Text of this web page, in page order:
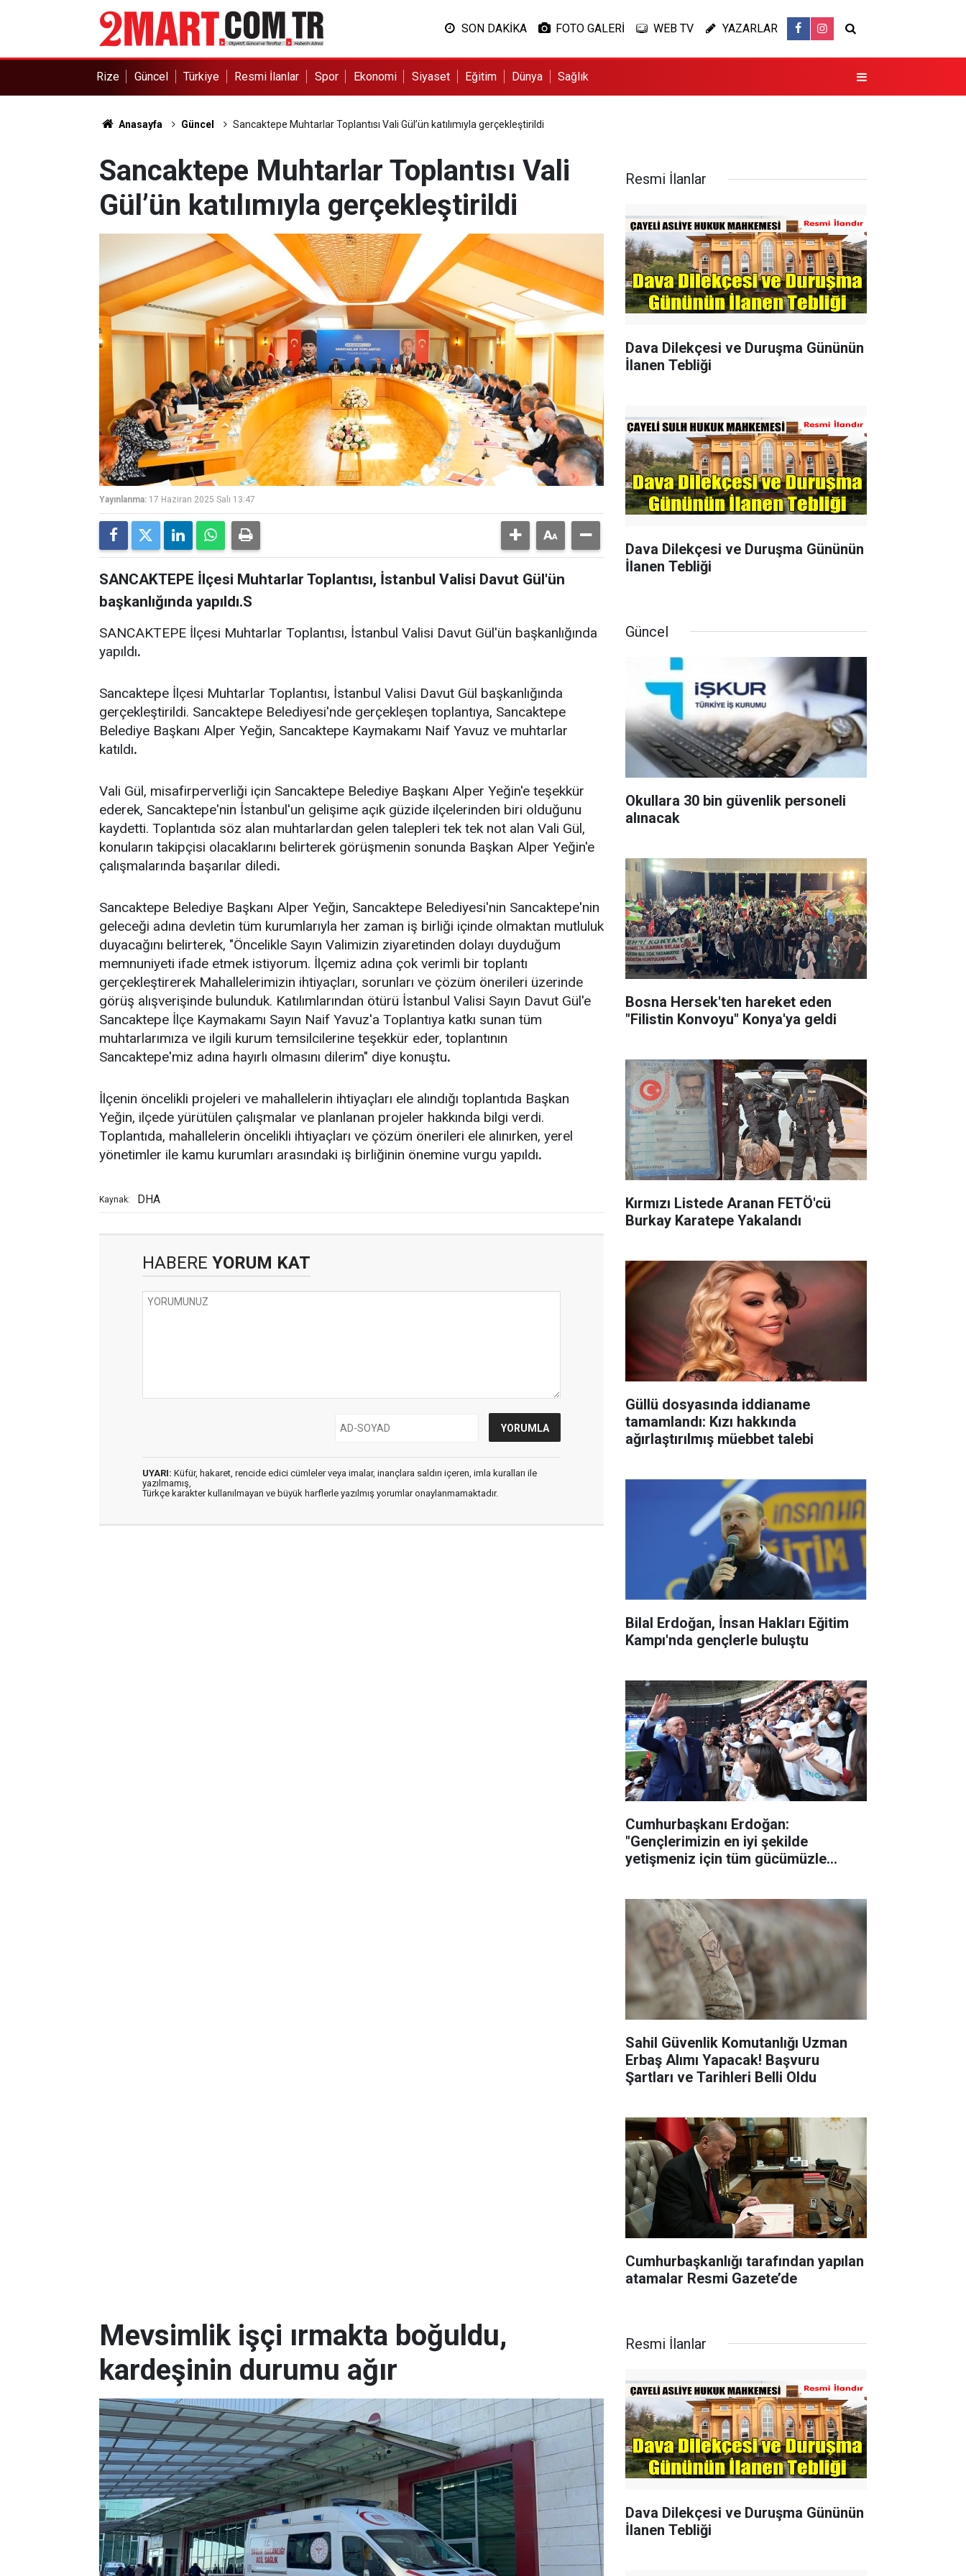
SON DAKİKA FOTO GALERİ WEB TV YAZARLAR
Rize Güncel Türkiye Resmi İlanlar Spor Ekonomi Siyaset Eğitim Dünya Sağlık
Anasayfa Güncel Sancaktepe Muhtarlar Toplantısı Vali Gül’ün katılımıyla gerçekleştirildi
Sancaktepe Muhtarlar Toplantısı Vali
Gül’ün katılımıyla gerçekleştirildi
Yayınlanma: 17 Haziran 2025 Salı 13:47
SANCAKTEPE İlçesi Muhtarlar Toplantısı, İstanbul Valisi Davut Gül'ün
başkanlığında yapıldı.S
SANCAKTEPE İlçesi Muhtarlar Toplantısı, İstanbul Valisi Davut Gül'ün başkanlığında
yapıldı.
Sancaktepe İlçesi Muhtarlar Toplantısı, İstanbul Valisi Davut Gül başkanlığında
gerçekleştirildi. Sancaktepe Belediyesi'nde gerçekleşen toplantıya, Sancaktepe
Belediye Başkanı Alper Yeğin, Sancaktepe Kaymakamı Naif Yavuz ve muhtarlar
katıldı.
Vali Gül, misafirperverliği için Sancaktepe Belediye Başkanı Alper Yeğin'e teşekkür
ederek, Sancaktepe'nin İstanbul'un gelişime açık güzide ilçelerinden biri olduğunu
kaydetti. Toplantıda söz alan muhtarlardan gelen talepleri tek tek not alan Vali Gül,
konuların takipçisi olacaklarını belirterek görüşmenin sonunda Başkan Alper Yeğin'e
çalışmalarında başarılar diledi.
Sancaktepe Belediye Başkanı Alper Yeğin, Sancaktepe Belediyesi'nin Sancaktepe'nin
geleceği adına devletin tüm kurumlarıyla her zaman iş birliği içinde olmaktan mutluluk
duyacağını belirterek, "Öncelikle Sayın Valimizin ziyaretinden dolayı duyduğum
memnuniyeti ifade etmek istiyorum. İlçemiz adına çok verimli bir toplantı
gerçekleştirerek Mahallelerimizin ihtiyaçları, sorunları ve çözüm önerileri üzerinde
görüş alışverişinde bulunduk. Katılımlarından ötürü İstanbul Valisi Sayın Davut Gül'e
Sancaktepe İlçe Kaymakamı Sayın Naif Yavuz'a Toplantıya katkı sunan tüm
muhtarlarımıza ve ilgili kurum temsilcilerine teşekkür eder, toplantının
Sancaktepe'miz adına hayırlı olmasını dilerim" diye konuştu.
İlçenin öncelikli projeleri ve mahallelerin ihtiyaçları ele alındığı toplantıda Başkan
Yeğin, ilçede yürütülen çalışmalar ve planlanan projeler hakkında bilgi verdi.
Toplantıda, mahallelerin öncelikli ihtiyaçları ve çözüm önerileri ele alınırken, yerel
yönetimler ile kamu kurumları arasındaki iş birliğinin önemine vurgu yapıldı.
Kaynak: DHA
HABERE YORUM KAT
UYARI: Küfür, hakaret, rencide edici cümleler veya imalar, inançlara saldırı içeren, imla kuralları ile
yazılmamış,
Türkçe karakter kullanılmayan ve büyük harflerle yazılmış yorumlar onaylanmamaktadır.
Resmi İlanlar
Dava Dilekçesi ve Duruşma Gününün
İlanen Tebliği
Dava Dilekçesi ve Duruşma Gününün
İlanen Tebliği
Güncel
Okullara 30 bin güvenlik personeli
alınacak
Bosna Hersek'ten hareket eden
"Filistin Konvoyu" Konya'ya geldi
Kırmızı Listede Aranan FETÖ'cü
Burkay Karatepe Yakalandı
Güllü dosyasında iddianame
tamamlandı: Kızı hakkında
ağırlaştırılmış müebbet talebi
Bilal Erdoğan, İnsan Hakları Eğitim
Kampı'nda gençlerle buluştu
Cumhurbaşkanı Erdoğan:
"Gençlerimizin en iyi şekilde
yetişmeniz için tüm gücümüzle
Sahil Güvenlik Komutanlığı Uzman
Erbaş Alımı Yapacak! Başvuru
Şartları ve Tarihleri Belli Oldu
Cumhurbaşkanlığı tarafından yapılan
atamalar Resmi Gazete’de
Mevsimlik işçi ırmakta boğuldu,
kardeşinin durumu ağır
Resmi İlanlar
Dava Dilekçesi ve Duruşma Gününün
İlanen Tebliği